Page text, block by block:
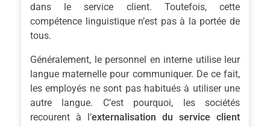
dans le service client. Toutefois, cette
compétence linguistique n’est pas à la portée de
tous.
Généralement, le personnel en interne utilise leur
langue maternelle pour communiquer. De ce fait,
les employés ne sont pas habitués à utiliser une
autre langue. C’est pourquoi, les sociétés
recourent à l’externalisation du service client